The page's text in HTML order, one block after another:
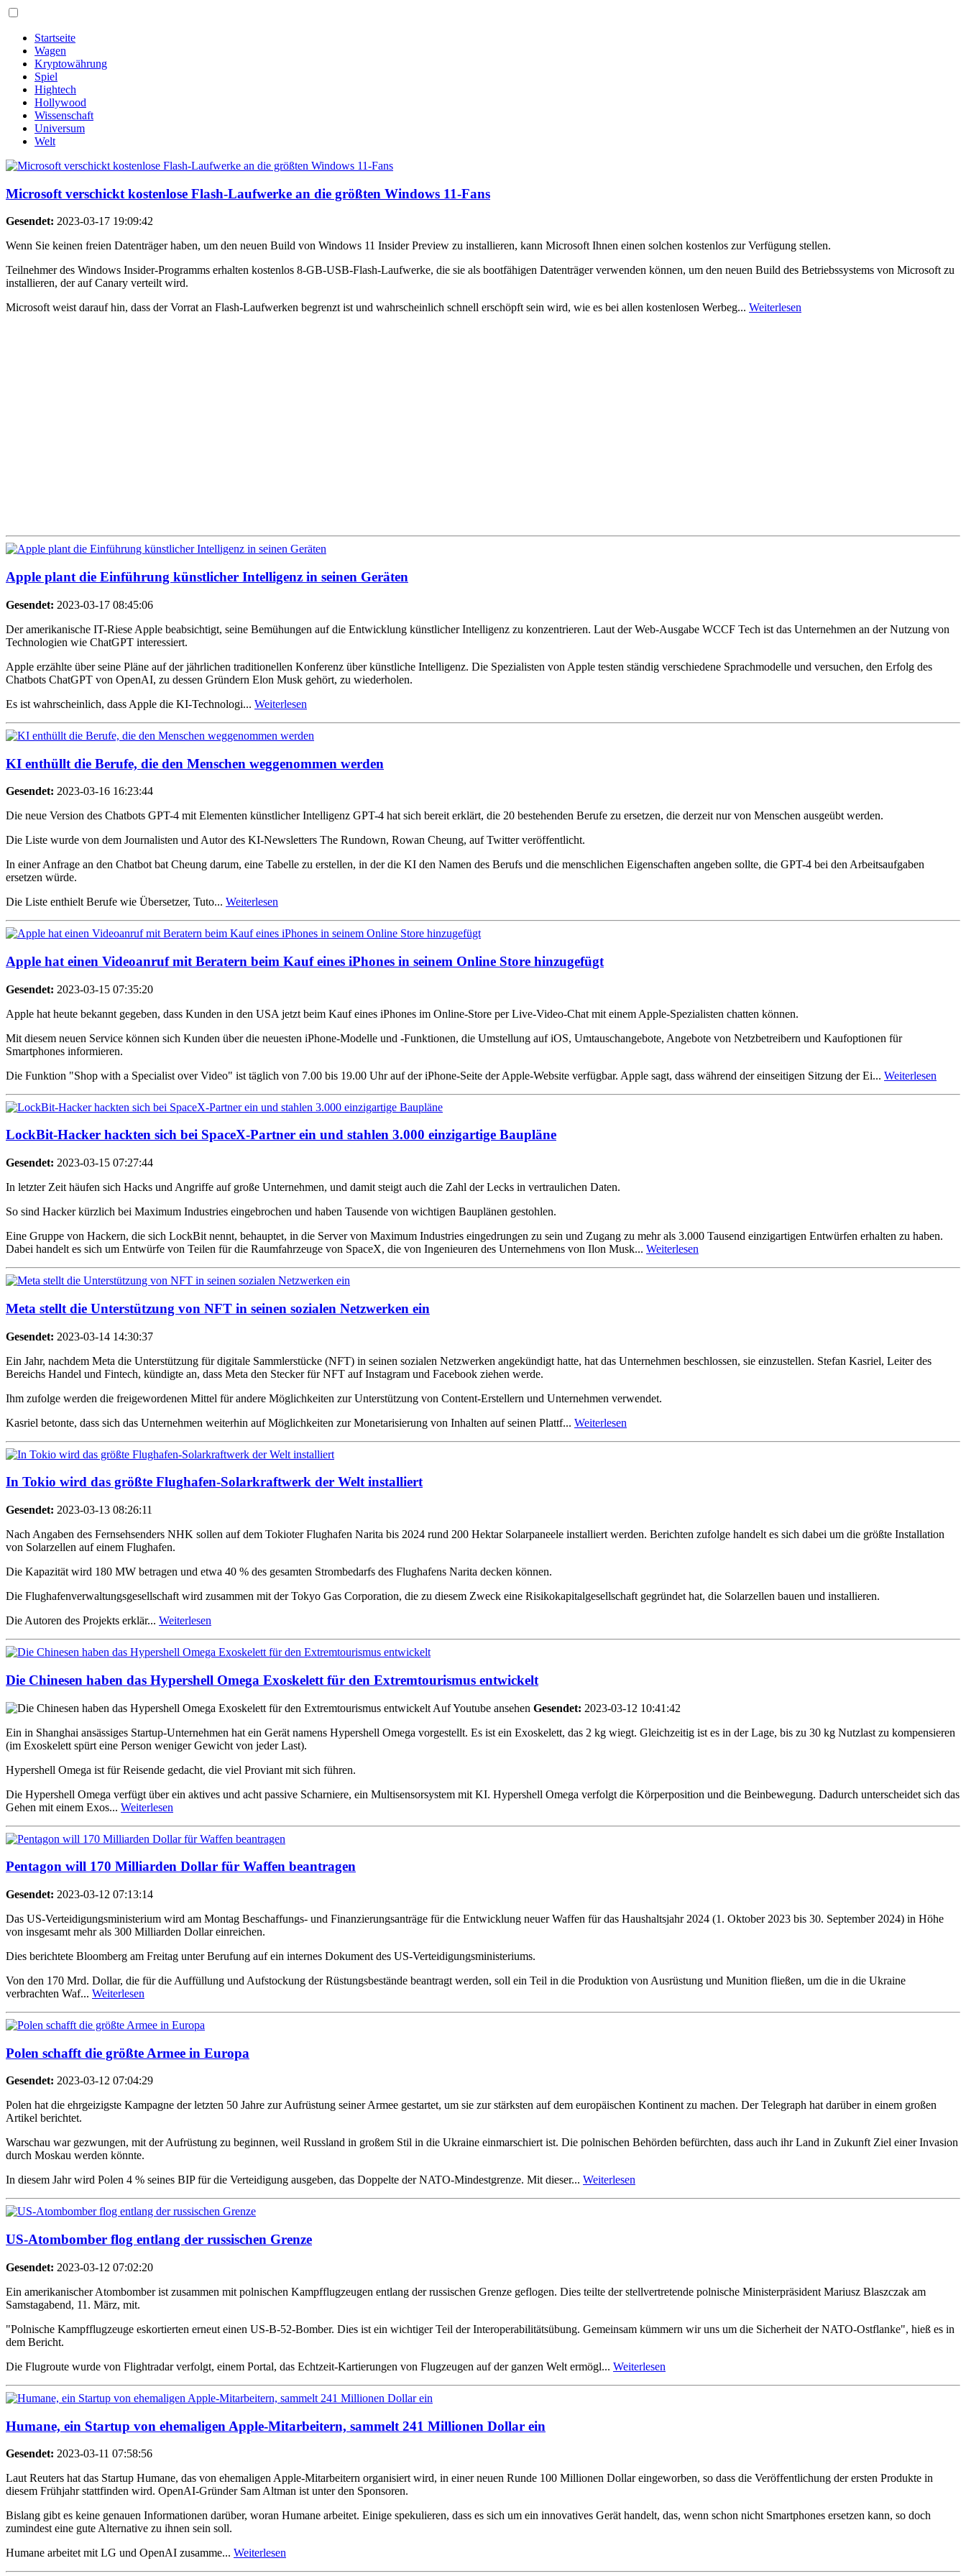
Startseite
Wagen
Kryptowährung
Spiel
Hightech
Hollywood
Wissenschaft
Universum
Welt
Microsoft verschickt kostenlose Flash-Laufwerke an die größten Windows 11-Fans
Gesendet: 2023-03-17 19:09:42
Wenn Sie keinen freien Datenträger haben, um den neuen Build von Windows 11 Insider Preview zu installieren, kann Microsoft Ihnen einen solchen kostenlos zur Verfügung stellen.
Teilnehmer des Windows Insider-Programms erhalten kostenlos 8-GB-USB-Flash-Laufwerke, die sie als bootfähigen Datenträger verwenden können, um den neuen Build des Betriebssystems von Microsoft zu
installieren, der auf Canary verteilt wird.
Microsoft weist darauf hin, dass der Vorrat an Flash-Laufwerken begrenzt ist und wahrscheinlich schnell erschöpft sein wird, wie es bei allen kostenlosen Werbeg... Weiterlesen
Apple plant die Einführung künstlicher Intelligenz in seinen Geräten
Gesendet: 2023-03-17 08:45:06
Der amerikanische IT-Riese Apple beabsichtigt, seine Bemühungen auf die Entwicklung künstlicher Intelligenz zu konzentrieren. Laut der Web-Ausgabe WCCF Tech ist das Unternehmen an der Nutzung von
Technologien wie ChatGPT interessiert.
Apple erzählte über seine Pläne auf der jährlichen traditionellen Konferenz über künstliche Intelligenz. Die Spezialisten von Apple testen ständig verschiedene Sprachmodelle und versuchen, den Erfolg des
Chatbots ChatGPT von OpenAI, zu dessen Gründern Elon Musk gehört, zu wiederholen.
Es ist wahrscheinlich, dass Apple die KI-Technologi... Weiterlesen
KI enthüllt die Berufe, die den Menschen weggenommen werden
Gesendet: 2023-03-16 16:23:44
Die neue Version des Chatbots GPT-4 mit Elementen künstlicher Intelligenz GPT-4 hat sich bereit erklärt, die 20 bestehenden Berufe zu ersetzen, die derzeit nur von Menschen ausgeübt werden.
Die Liste wurde von dem Journalisten und Autor des KI-Newsletters The Rundown, Rowan Cheung, auf Twitter veröffentlicht.
In einer Anfrage an den Chatbot bat Cheung darum, eine Tabelle zu erstellen, in der die KI den Namen des Berufs und die menschlichen Eigenschaften angeben sollte, die GPT-4 bei den Arbeitsaufgaben
ersetzen würde.
Die Liste enthielt Berufe wie Übersetzer, Tuto... Weiterlesen
Apple hat einen Videoanruf mit Beratern beim Kauf eines iPhones in seinem Online Store hinzugefügt
Gesendet: 2023-03-15 07:35:20
Apple hat heute bekannt gegeben, dass Kunden in den USA jetzt beim Kauf eines iPhones im Online-Store per Live-Video-Chat mit einem Apple-Spezialisten chatten können.
Mit diesem neuen Service können sich Kunden über die neuesten iPhone-Modelle und -Funktionen, die Umstellung auf iOS, Umtauschangebote, Angebote von Netzbetreibern und Kaufoptionen für
Smartphones informieren.
Die Funktion "Shop with a Specialist over Video" ist täglich von 7.00 bis 19.00 Uhr auf der iPhone-Seite der Apple-Website verfügbar. Apple sagt, dass während der einseitigen Sitzung der Ei... Weiterlesen
LockBit-Hacker hackten sich bei SpaceX-Partner ein und stahlen 3.000 einzigartige Baupläne
Gesendet: 2023-03-15 07:27:44
In letzter Zeit häufen sich Hacks und Angriffe auf große Unternehmen, und damit steigt auch die Zahl der Lecks in vertraulichen Daten.
So sind Hacker kürzlich bei Maximum Industries eingebrochen und haben Tausende von wichtigen Bauplänen gestohlen.
Eine Gruppe von Hackern, die sich LockBit nennt, behauptet, in die Server von Maximum Industries eingedrungen zu sein und Zugang zu mehr als 3.000 Tausend einzigartigen Entwürfen erhalten zu haben.
Dabei handelt es sich um Entwürfe von Teilen für die Raumfahrzeuge von SpaceX, die von Ingenieuren des Unternehmens von Ilon Musk... Weiterlesen
Meta stellt die Unterstützung von NFT in seinen sozialen Netzwerken ein
Gesendet: 2023-03-14 14:30:37
Ein Jahr, nachdem Meta die Unterstützung für digitale Sammlerstücke (NFT) in seinen sozialen Netzwerken angekündigt hatte, hat das Unternehmen beschlossen, sie einzustellen. Stefan Kasriel, Leiter des
Bereichs Handel und Fintech, kündigte an, dass Meta den Stecker für NFT auf Instagram und Facebook ziehen werde.
Ihm zufolge werden die freigewordenen Mittel für andere Möglichkeiten zur Unterstützung von Content-Erstellern und Unternehmen verwendet.
Kasriel betonte, dass sich das Unternehmen weiterhin auf Möglichkeiten zur Monetarisierung von Inhalten auf seinen Plattf... Weiterlesen
In Tokio wird das größte Flughafen-Solarkraftwerk der Welt installiert
Gesendet: 2023-03-13 08:26:11
Nach Angaben des Fernsehsenders NHK sollen auf dem Tokioter Flughafen Narita bis 2024 rund 200 Hektar Solarpaneele installiert werden. Berichten zufolge handelt es sich dabei um die größte Installation
von Solarzellen auf einem Flughafen.
Die Kapazität wird 180 MW betragen und etwa 40 % des gesamten Strombedarfs des Flughafens Narita decken können.
Die Flughafenverwaltungsgesellschaft wird zusammen mit der Tokyo Gas Corporation, die zu diesem Zweck eine Risikokapitalgesellschaft gegründet hat, die Solarzellen bauen und installieren.
Die Autoren des Projekts erklär... Weiterlesen
Die Chinesen haben das Hypershell Omega Exoskelett für den Extremtourismus entwickelt
Gesendet: 2023-03-12 10:41:42
Ein in Shanghai ansässiges Startup-Unternehmen hat ein Gerät namens Hypershell Omega vorgestellt. Es ist ein Exoskelett, das 2 kg wiegt. Gleichzeitig ist es in der Lage, bis zu 30 kg Nutzlast zu kompensieren
(im Exoskelett spürt eine Person weniger Gewicht von jeder Last).
Hypershell Omega ist für Reisende gedacht, die viel Proviant mit sich führen.
Die Hypershell Omega verfügt über ein aktives und acht passive Scharniere, ein Multisensorsystem mit KI. Hypershell Omega verfolgt die Körperposition und die Beinbewegung. Dadurch unterscheidet sich das
Gehen mit einem Exos... Weiterlesen
Pentagon will 170 Milliarden Dollar für Waffen beantragen
Gesendet: 2023-03-12 07:13:14
Das US-Verteidigungsministerium wird am Montag Beschaffungs- und Finanzierungsanträge für die Entwicklung neuer Waffen für das Haushaltsjahr 2024 (1. Oktober 2023 bis 30. September 2024) in Höhe
von insgesamt mehr als 300 Milliarden Dollar einreichen.
Dies berichtete Bloomberg am Freitag unter Berufung auf ein internes Dokument des US-Verteidigungsministeriums.
Von den 170 Mrd. Dollar, die für die Auffüllung und Aufstockung der Rüstungsbestände beantragt werden, soll ein Teil in die Produktion von Ausrüstung und Munition fließen, um die in die Ukraine
verbrachten Waf... Weiterlesen
Polen schafft die größte Armee in Europa
Gesendet: 2023-03-12 07:04:29
Polen hat die ehrgeizigste Kampagne der letzten 50 Jahre zur Aufrüstung seiner Armee gestartet, um sie zur stärksten auf dem europäischen Kontinent zu machen. Der Telegraph hat darüber in einem großen
Artikel berichtet.
Warschau war gezwungen, mit der Aufrüstung zu beginnen, weil Russland in großem Stil in die Ukraine einmarschiert ist. Die polnischen Behörden befürchten, dass auch ihr Land in Zukunft Ziel einer Invasion
durch Moskau werden könnte.
In diesem Jahr wird Polen 4 % seines BIP für die Verteidigung ausgeben, das Doppelte der NATO-Mindestgrenze. Mit dieser... Weiterlesen
US-Atombomber flog entlang der russischen Grenze
Gesendet: 2023-03-12 07:02:20
Ein amerikanischer Atombomber ist zusammen mit polnischen Kampfflugzeugen entlang der russischen Grenze geflogen. Dies teilte der stellvertretende polnische Ministerpräsident Mariusz Blaszczak am
Samstagabend, 11. März, mit.
"Polnische Kampfflugzeuge eskortierten erneut einen US-B-52-Bomber. Dies ist ein wichtiger Teil der Interoperabilitätsübung. Gemeinsam kümmern wir uns um die Sicherheit der NATO-Ostflanke", hieß es in
dem Bericht.
Die Flugroute wurde von Flightradar verfolgt, einem Portal, das Echtzeit-Kartierungen von Flugzeugen auf der ganzen Welt ermögl... Weiterlesen
Humane, ein Startup von ehemaligen Apple-Mitarbeitern, sammelt 241 Millionen Dollar ein
Gesendet: 2023-03-11 07:58:56
Laut Reuters hat das Startup Humane, das von ehemaligen Apple-Mitarbeitern organisiert wird, in einer neuen Runde 100 Millionen Dollar eingeworben, so dass die Veröffentlichung der ersten Produkte in
diesem Frühjahr stattfinden wird. OpenAI-Gründer Sam Altman ist unter den Sponsoren.
Bislang gibt es keine genauen Informationen darüber, woran Humane arbeitet. Einige spekulieren, dass es sich um ein innovatives Gerät handelt, das, wenn schon nicht Smartphones ersetzen kann, so doch
zumindest eine gute Alternative zu ihnen sein soll.
Humane arbeitet mit LG und OpenAI zusamme... Weiterlesen